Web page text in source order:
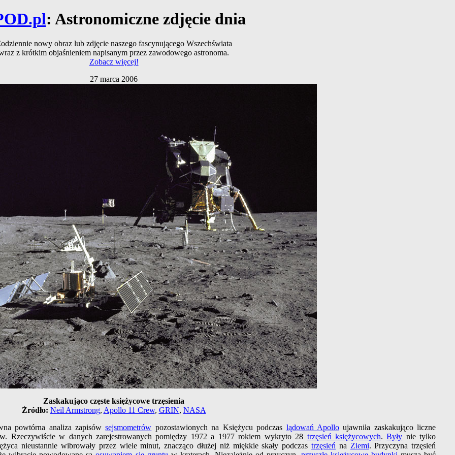
: Astronomiczne zdjęcie dnia
nowy obraz lub zdjęcie naszego fascynującego Wszechświata
z krótkim objaśnieniem napisanym przez zawodowego astronoma.
Zobacz więcej!
27 marca 2006
Zaskakująco częste księżycowe trzęsienia
Źródło: Neil Armstrong, Apollo 11 Crew, GRIN, NASA
powtórna analiza zapisówsejsmometrów pozostawionych na Księżycu podczas lądowań Apolloujawniła zaskakująco liczne
Rzeczywiście w danych zarejestrowanych pomiędzy 1972 a 1977 rokiem wykryto 28 trzęsień księżycowych.Były nie tylko
nieustannie wibrowały przez wiele minut, znacząco dłużej niż miękkie skały podczastrzęsień na Ziemi. Przyczyna trzęsień